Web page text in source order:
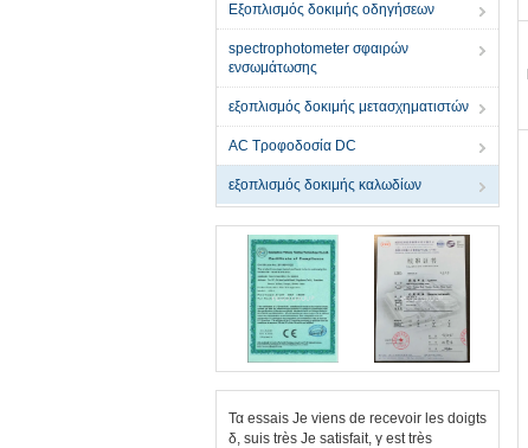
Εξοπλισμός δοκιμής οδηγήσεων
spectrophotometer σφαιρών
ενσωμάτωσης
εξοπλισμός δοκιμής μετασχηματιστών
AC Τροφοδοσία DC
εξοπλισμός δοκιμής καλωδίων
Τα essais Je viens de recevoir les doigts
δ, suis très Je satisfait, γ est très